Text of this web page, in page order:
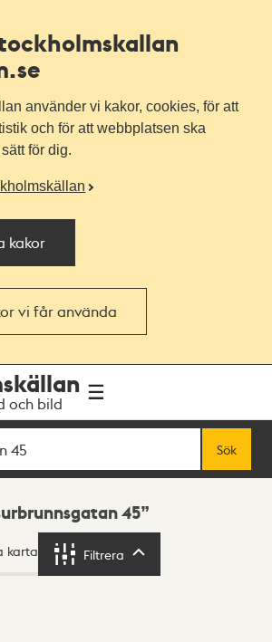
använder vi kakor, cookies, för att
och för att webbplatsen ska
för dig.
kakor
vi får använda
och bild
Sök
45
karta Filtrera